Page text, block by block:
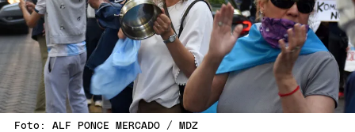
Foto: ALF PONCE MERCADO / MDZ